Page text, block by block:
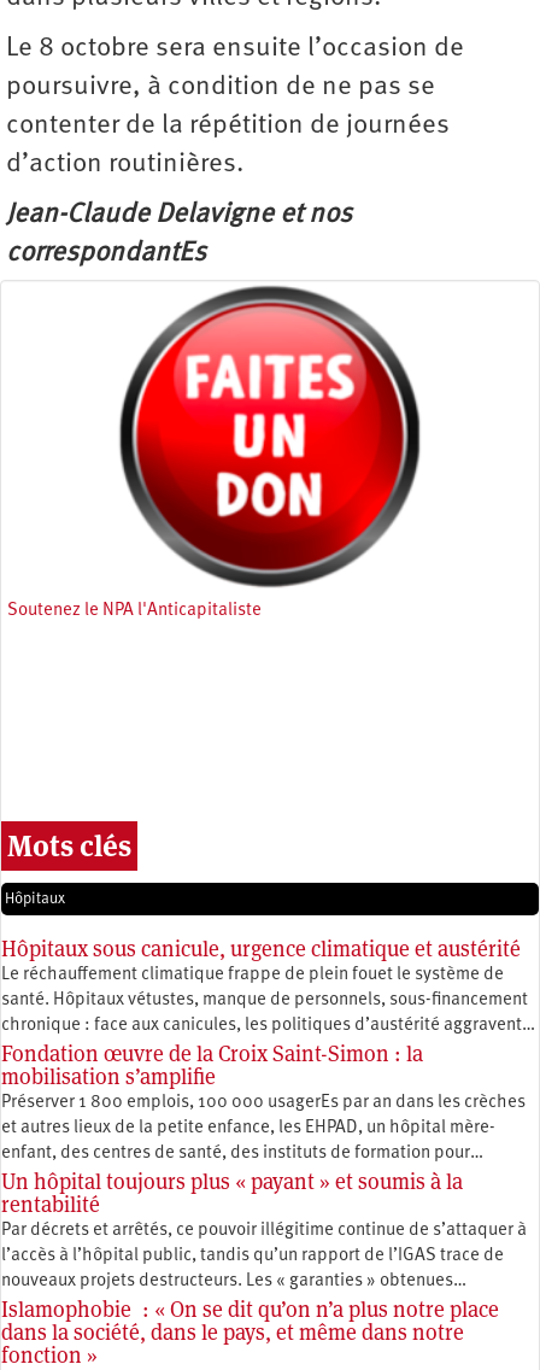
Le 8 octobre sera ensuite l’occasion de
poursuivre, à condition de ne pas se
contenter de la répétition de journées
d’action routinières.
Jean-Claude Delavigne et nos
correspondantEs
Soutenez le NPA l'Anticapitaliste
Mots clés
Hôpitaux
Hôpitaux sous canicule, urgence climatique et austérité
Le réchauffement climatique frappe de plein fouet le système de
santé. Hôpitaux vétustes, manque de personnels, sous-financement
chronique : face aux canicules, les politiques d’austérité aggravent…
Fondation œuvre de la Croix Saint-Simon : la
mobilisation s’amplifie
Préserver 1 800 emplois, 100 000 usagerEs par an dans les crèches
et autres lieux de la petite enfance, les EHPAD, un hôpital mère-
enfant, des centres de santé, des instituts de formation pour…
Un hôpital toujours plus « payant » et soumis à la
rentabilité
Par décrets et arrêtés, ce pouvoir illégitime continue de s’attaquer à
l’accès à l’hôpital public, tandis qu’un rapport de l’IGAS trace de
nouveaux projets destructeurs. Les « garanties » obtenues…
Islamophobie : « On se dit qu’on n’a plus notre place
dans la société, dans le pays, et même dans notre
fonction »